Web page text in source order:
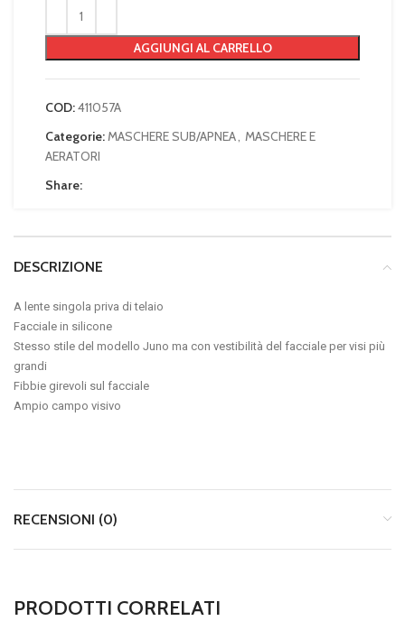
AGGIUNGI AL CARRELLO
COD:411057A
Categorie:MASCHERE SUB/APNEA, MASCHERE E
AERATORI
Share:
DESCRIZIONE
A lente singola priva di telaio
Facciale in silicone
Stesso stile del modello Juno ma con vestibilità del facciale per visi più
grandi
Fibbie girevoli sul facciale
Ampio campo visivo
RECENSIONI (0)
PRODOTTI CORRELATI